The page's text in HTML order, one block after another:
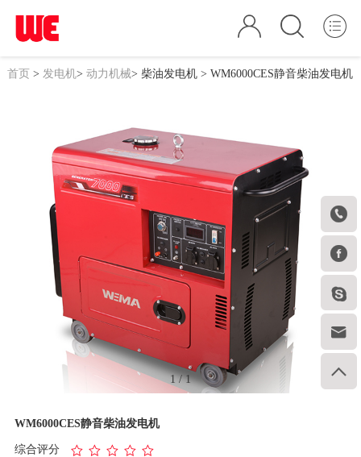





首页> 发电机> 动力机械> 柴油发电机> WM6000CES静音柴油发电机
1/1
WM6000CES静音柴油发电机
综合评分